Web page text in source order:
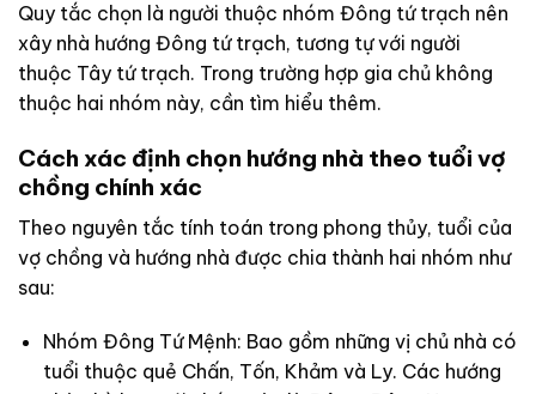
Quy tắc chọn là người thuộc nhóm Đông tứ trạch nên
xây nhà hướng Đông tứ trạch, tương tự với người
thuộc Tây tứ trạch. Trong trường hợp gia chủ không
thuộc hai nhóm này, cần tìm hiểu thêm.
Cách xác định chọn hướng nhà theo tuổi vợ
chồng chính xác
Theo nguyên tắc tính toán trong phong thủy, tuổi của
vợ chồng và hướng nhà được chia thành hai nhóm như
sau:
Nhóm Đông Tứ Mệnh: Bao gồm những vị chủ nhà có
tuổi thuộc quẻ Chấn, Tốn, Khảm và Ly. Các hướng